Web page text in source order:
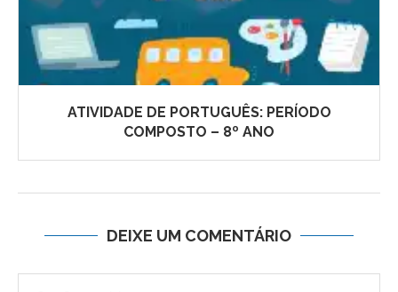
ATIVIDADE DE PORTUGUÊS: PERÍODO
COMPOSTO – 8º ANO
DEIXE UM COMENTÁRIO